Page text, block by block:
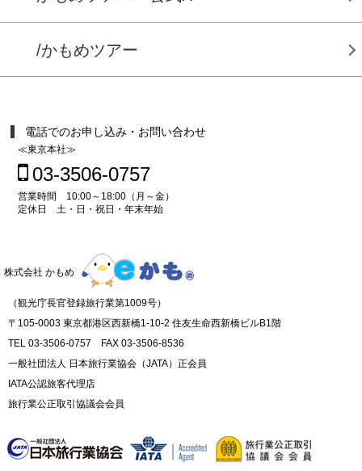
/かもめツアー
電話でのお申し込み・お問い合わせ
≪東京本社≫
03-3506-0757
営業時間 10:00～18:00（月～金）
定休日 土・日・祝日・年末年始
株式会社 かもめ
（観光庁長官登録旅行業第1009号）
〒105-0003 東京都港区西新橋1-10-2 住友生命西新橋ビルB1階
TEL 03-3506-0757 FAX 03-3506-8536
一般社団法人 日本旅行業協会（JATA）正会員
IATA公認旅客代理店
旅行業公正取引協議会会員